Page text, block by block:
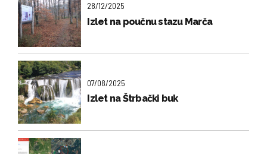
28/12/2025
Izlet na poučnu stazu Marča
07/08/2025
Izlet na Štrbački buk